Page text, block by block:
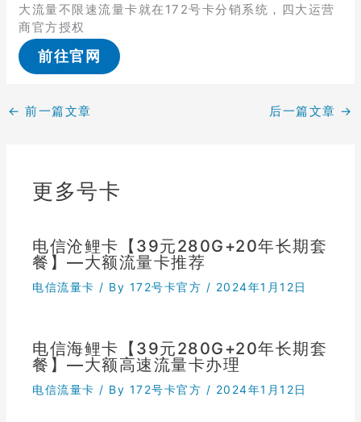
大流量不限速流量卡就在172号卡分销系统，四大运营
商官方授权
前往官网
← 前一篇文章 后一篇文章 →
更多号卡
电信沧鲤卡【39元280G+20年长期套
餐】—大额流量卡推荐
电信流量卡 / By 172号卡官方 / 2024年1月12日
电信海鲤卡【39元280G+20年长期套
餐】—大额高速流量卡办理
电信流量卡 / By 172号卡官方 / 2024年1月12日